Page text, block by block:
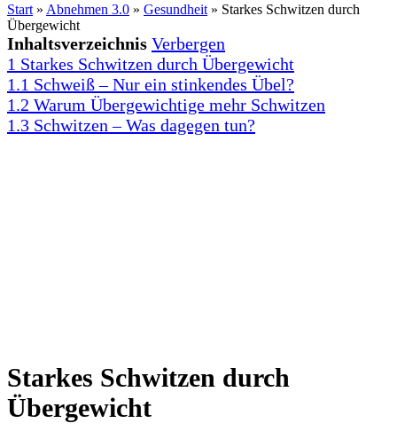
Start » Abnehmen 3.0 » Gesundheit » Starkes Schwitzen durch
Übergewicht
Inhaltsverzeichnis Verbergen
1 Starkes Schwitzen durch Übergewicht
1.1 Schweiß – Nur ein stinkendes Übel?
1.2 Warum Übergewichtige mehr Schwitzen
1.3 Schwitzen – Was dagegen tun?
Starkes Schwitzen durch
Übergewicht